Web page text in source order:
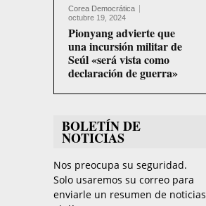
Corea Democrática
octubre 19, 2024
Pionyang advierte que
una incursión militar de
Seúl «será vista como
declaración de guerra»
BOLETÍN DE
NOTICIAS
Nos preocupa su seguridad.
Solo usaremos su correo para
enviarle un resumen de noticias